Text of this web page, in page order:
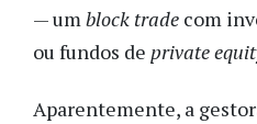
— umblock trade com
ou fundos de private
Aparentemente, a